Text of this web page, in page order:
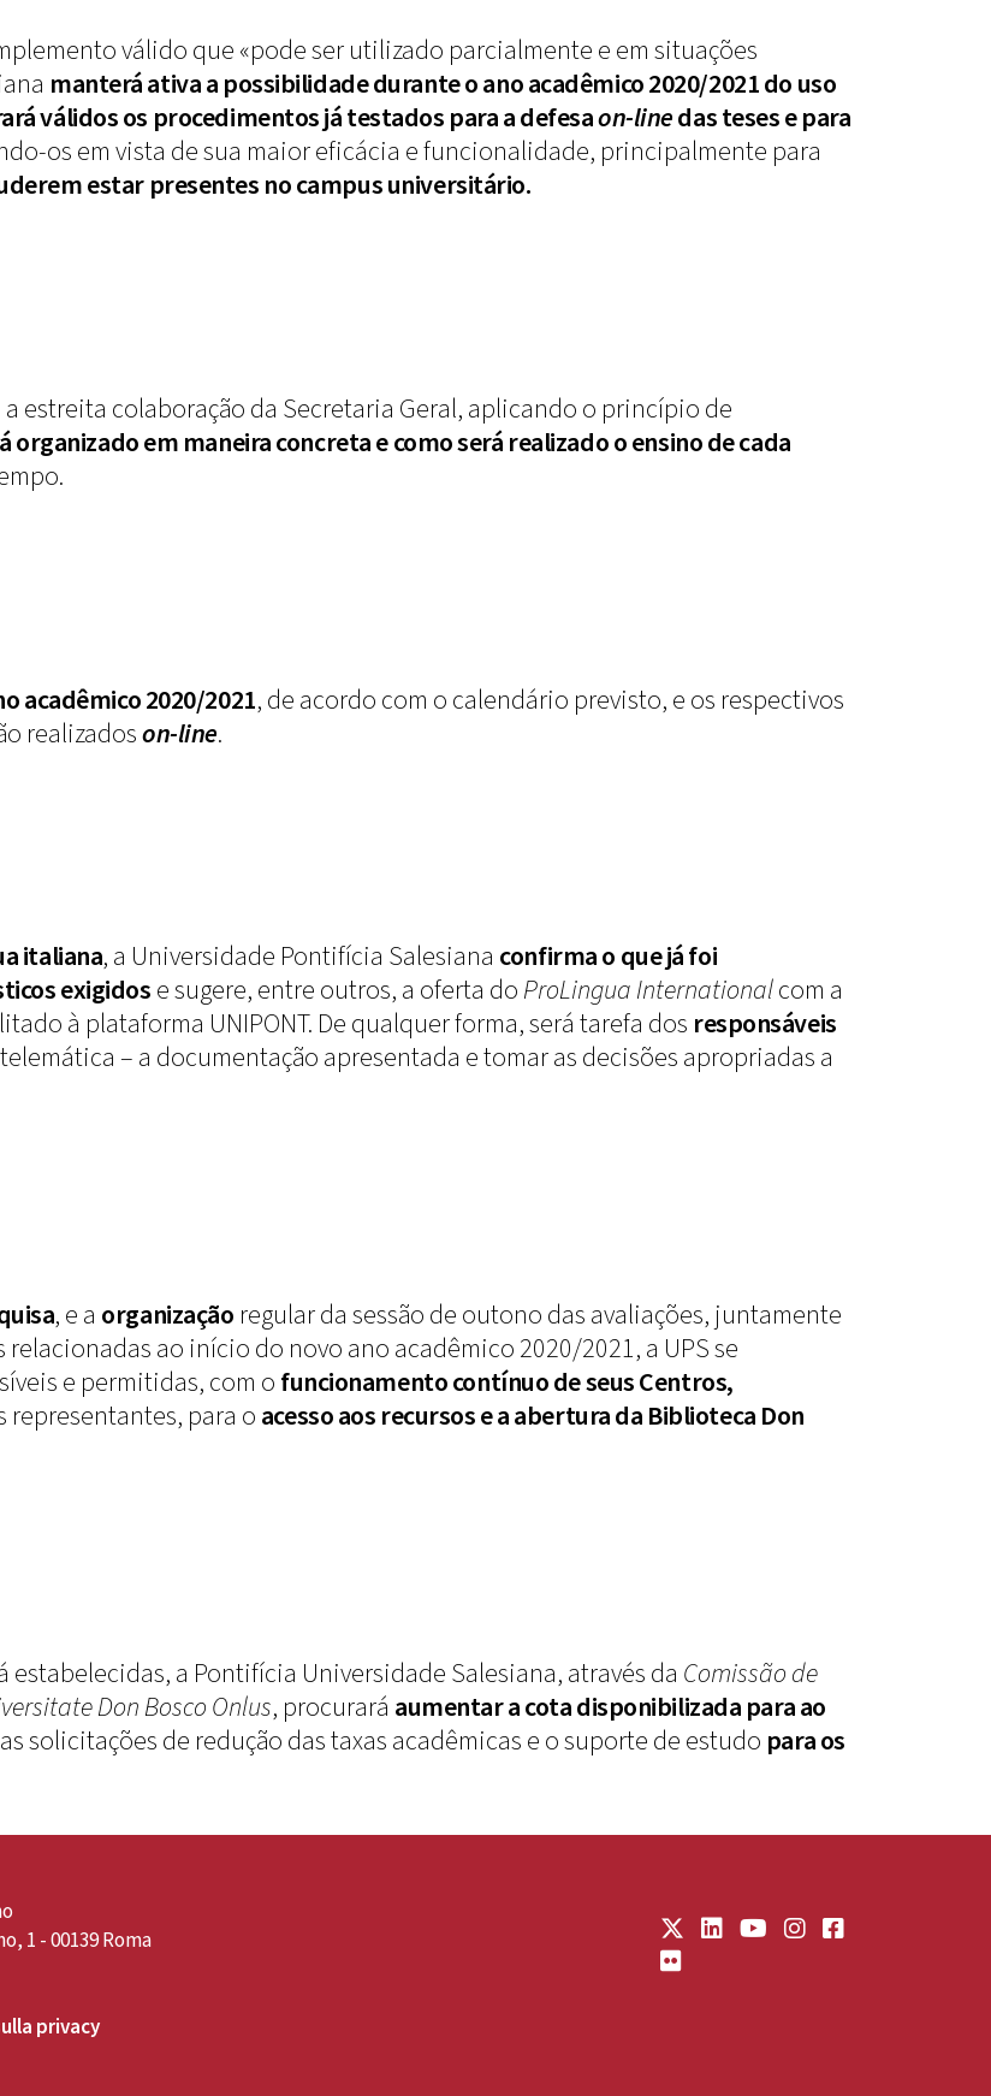
válido que «pode ser utilizado parcialmente e em situações
manterá ativa a possibilidade durante o ano acadêmico 2020/2021 do uso
válidos os procedimentos já testados para a defesaon-linedas teses e para
os em vista de sua maior eficácia e funcionalidade, principalmente para
estar presentes no campus universitário.
estreita colaboração da Secretaria Geral, aplicando o princípio de
em maneira concreta e como será realizado o ensino de cada
acadêmico 2020/2021, de acordo com o calendário previsto, e os respectivos
realizadoson-line.
italiana, a Universidade Pontifícia Salesiana confirma o que já foi
exigidose sugere, entre outros, a oferta doProLingua Internationalcom a
à plataforma UNIPONT. De qualquer forma, será tarefa dos responsáveis
– a documentação apresentada e tomar as decisões apropriadas a
, e a organização regular da sessão de outono das avaliações, juntamente
relacionadas ao início do novo ano acadêmico 2020/2021, a UPS se
e permitidas, com ofuncionamento contínuo de seus Centros,
representantes, para oacesso aos recursos e a abertura da Biblioteca Don
estabelecidas, a Pontifícia Universidade Salesiana, através da Comissão de
Don Bosco Onlus, procurará aumentar a cota disponibilizada para ao
solicitações de redução das taxas acadêmicas e o suporte de estudo para os
1 - 00139 Roma
privacy